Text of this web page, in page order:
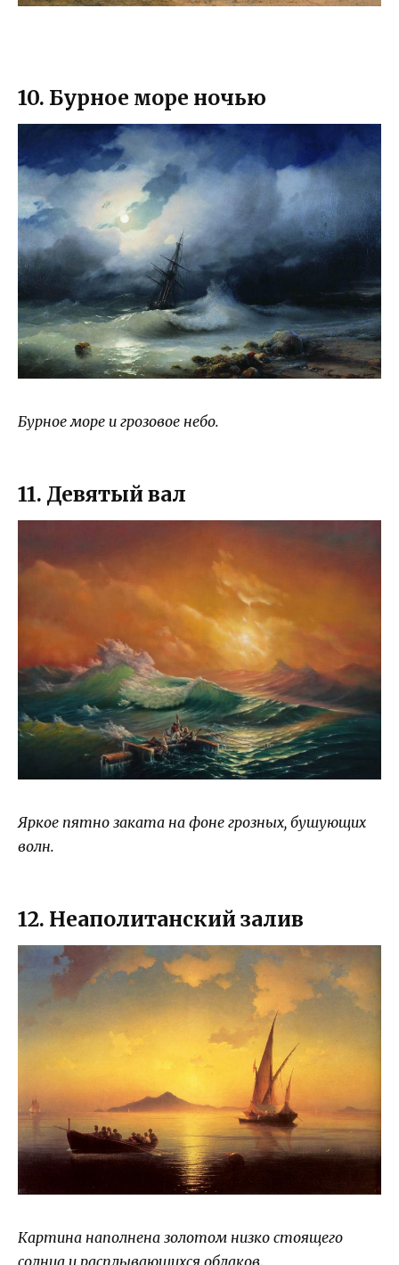
10. Бурное море ночью
Бурное море и грозовое небо.
11. Девятый вал
Яркое пятно заката на фоне грозных, бушующих
волн.
12. Неаполитанский залив
Картина наполнена золотом низко стоящего